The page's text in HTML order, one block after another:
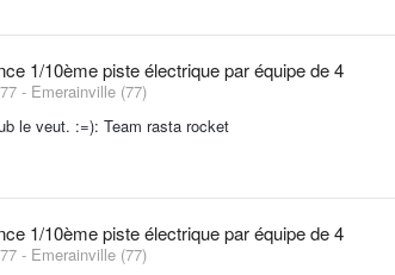
1/10ème piste électrique par équipe de 4
- Emerainville (77)
le veut. :=): Team rasta rocket
1/10ème piste électrique par équipe de 4
- Emerainville (77)